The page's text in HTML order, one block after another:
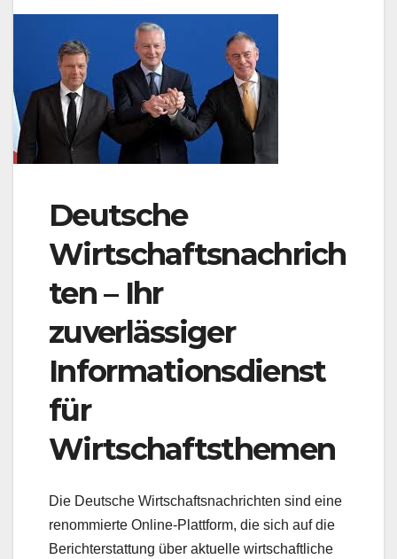
Deutsche
Wirtschaftsnachrich
ten – Ihr
zuverlässiger
Informationsdienst
für
Wirtschaftsthemen
Die Deutsche Wirtschaftsnachrichten sind eine
renommierte Online-Plattform, die sich auf die
Berichterstattung über aktuelle wirtschaftliche